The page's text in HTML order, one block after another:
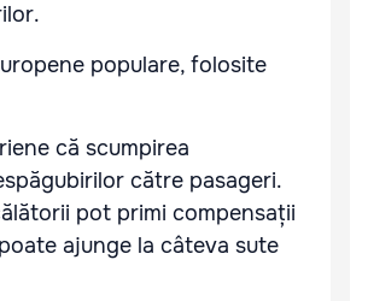
populare, folosite
că scumpirea
către pasageri.
pot primi compensații
ajunge la câteva sute